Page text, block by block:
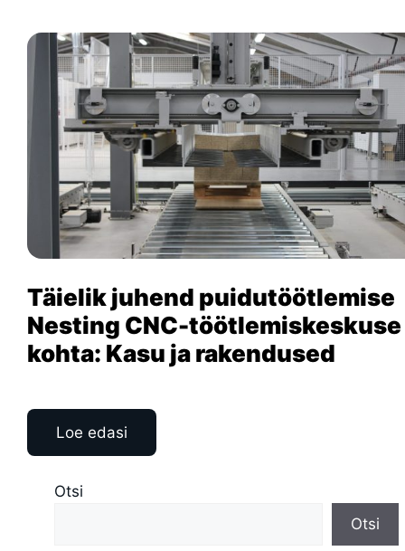
Täielik juhend puidutöötlemise
Nesting CNC-töötlemiskeskuse
kohta: Kasu ja rakendused
Loe edasi
Otsi
Otsi